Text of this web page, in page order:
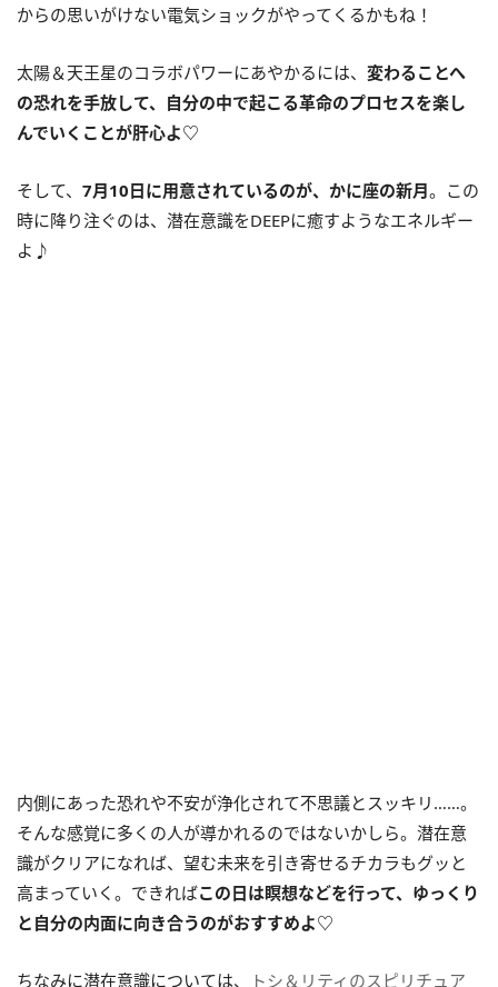
からの思いがけない電気ショックがやってくるかもね！
太陽＆天王星のコラボパワーにあやかるには、 変わることへ
の恐れを手放して、自分の中で起こる革命のプロセスを楽し
んでいくことが肝心よ♡
そして、 7月10日に用意されているのが、かに座の新月。この
時に降り注ぐのは、潜在意識をDEEPに癒すようなエネルギー
よ♪
内側にあった恐れや不安が浄化されて不思議とスッキリ……。
そんな感覚に多くの人が導かれるのではないかしら。潜在意
識がクリアになれば、望む未来を引き寄せるチカラもグッと
高まっていく。できればこの日は瞑想などを行って、ゆっくり
と自分の内面に向き合うのがおすすめよ♡
ちなみに潜在意識については、 トシ＆リティのスピリチュア